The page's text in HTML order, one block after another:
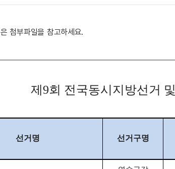
첨부파일을 참고하세요.